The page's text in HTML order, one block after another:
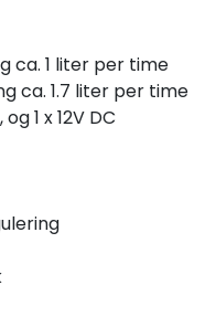
ca. 1 liter per time
ca. 1.7 liter per time
1 x 12V DC